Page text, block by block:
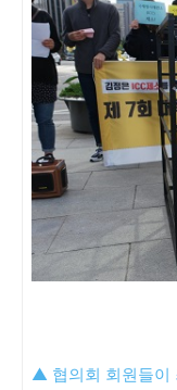
▲ 협의회 회원들이